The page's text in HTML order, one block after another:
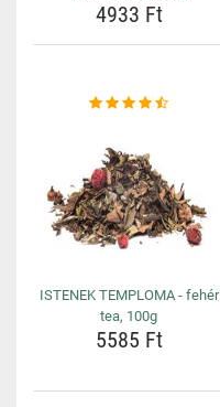
4933 Ft
ISTENEK TEMPLOMA - fehér
tea, 100g
5585 Ft